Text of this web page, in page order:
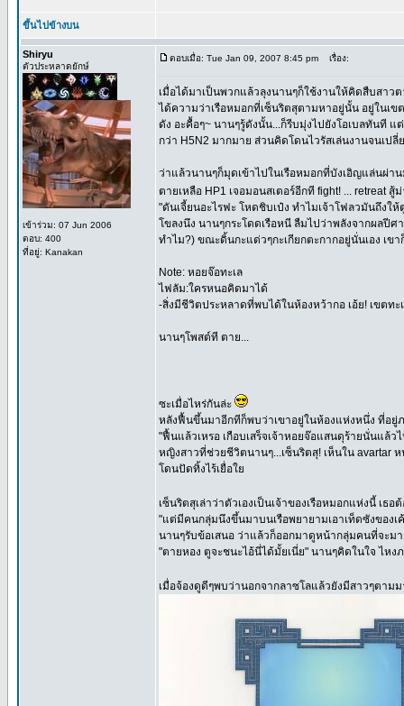
ขึ้นไปข้างบน
Shiryu
ตัวประหลาดยักษ์
เข้าร่วม: 07 Jun 2006
ตอบ: 400
ที่อยู่: Kanakan
ตอบเมื่อ: Tue Jan 09, 2007 8:45 pm เรื่อง:
เมื่อได้มาเป็นพวกแล้วลุงนานๆก็ใช้งานให้คิดสืบสาวต
ได้ความว่าเรือหมอกที่เซ็นริตสุตามหาอยู่นั้น อยู่ในเ
ดัง อะคื้อๆ~ นานๆรู้ดังนั้น...ก็รีบมุ่งไปยังโอเบลทันที แ
กว่า H5N2 มากมาย ส่วนคิดโดนไวรัสเล่นงานจนเป
ว่าแล้วนานๆก็มุดเข้าไปในเรือหมอกที่บังเอิญแล่นผ่า
ตายเหลือ HP1 เจอมอนสเตอร์อีกที fight! ... retreat สู้
"ดันเจี้ยนอะไรฟะ โหดชิบเป๋ง ทำไมเจ้าโฟลวมันถึงใ
โขลงนึง นานๆกระโดดเรือหนี ลืมไปว่าพลังจากผลปี
ทำไม?) ขณะดิ้นกะแด่วๆกะเกียกตะกากอยู่นั่นเอง เข
Note: หอยจ๊อทะเล
ไฟลัม:ใครหนอคิดมาได้
-สิ่งมีชีวิตประหลาดที่พบได้ในห้องหว้ากอ เอ้ย! เขตทะ
นานๆโพสต์ที ตาย...
ซะเมื่อไหร่กันล่ะ
หลังฟื้นขึ้นมาอีกทีก็พบว่าเขาอยู่ในห้องแห่งหนึ่ง ที่อยู่ภ
"ฟื้นแล้วเหรอ เกือบเสร็จเจ้าหอยจ๊อแสนดุร้ายนั่นแล้
หญิงสาวที่ช่วยชีวิตนานๆ...เซ็นริตสุ! เห็นใน avartar
โดนปัดทิ้งไร้เยื่อใย
เซ็นริตสุเล่าว่าตัวเองเป็นเจ้าของเรือหมอกแห่งนี้ เ
"แต่มีคนกลุ่มนึงขึ้นมาบนเรือพยายามเอาเท็ดซังของเ
นานๆรับข้อเสนอ ว่าแล้วก็ออกมาดูหน้ากลุ่มคนที่จะมา
"ตายหอง ตูจะชนะไอ้นี่ได้มั้ยเนี่ย" นานๆคิดในใจ ไห
เมื่อจ้องดูดีๆพบว่านอกจากลาซโลแล้วยังมีสาวๆตาม